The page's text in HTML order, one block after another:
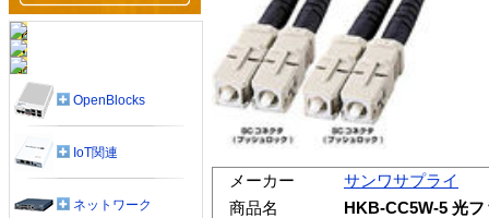
メーカー
サンワサプライ
商品名
HKB-CC5W-5 光
OpenBlocks
IoT関連
ネットワーク